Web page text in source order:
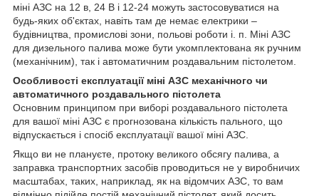
міні АЗС на 12 в, 24 В і 12-24 можуть застосовуватися на
будь-яких об'єктах, навіть там де немає електрики –
будівництва, промислові зони, польові роботи і. п. Міні АЗС
для дизельного палива може бути укомплектована як ручним
(механічним), так і автоматичним роздавальним пістолетом.
Особливості експлуатації міні АЗС механічного чи
автоматичного роздавального пістолета
Основним принципом при виборі роздавального пістолета
для вашої міні АЗС є прогнозована кількість пального, що
відпускається і спосіб експлуатації вашої міні АЗС.
Якщо ви не плануєте, протоку великого обсягу палива, а
заправка транспортних засобів проводиться не у виробничих
масштабах, таких, наприклад, як на відомчих АЗС, то вам